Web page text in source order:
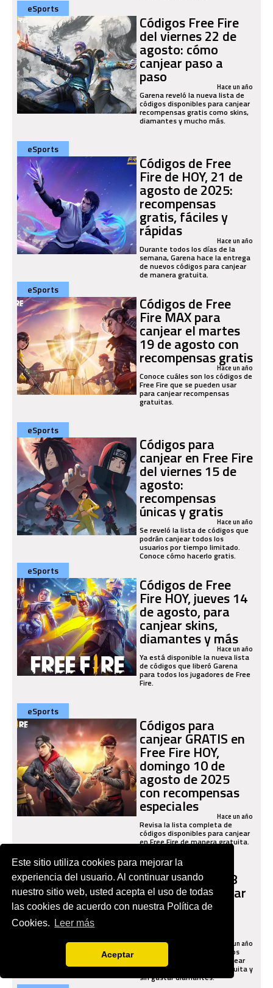
Este sitio utiliza cookies para mejorar la
experiencia del usuario. Al continuar usando
nuestro sitio web, usted acepta el uso de todas
las cookies de acuerdo con nuestra Política de
Cookies.
Leer más
Aceptar
eSports
Códigos Free Fire
del viernes 22 de
agosto: cómo
canjear paso a
paso Hace un año
Garena reveló la nueva lista de
códigos disponibles para canjear
recompensas gratis como skins,
diamantes y mucho más.
eSports
Códigos de Free
Fire de HOY, 21 de
agosto de 2025:
recompensas
gratis, fáciles y
rápidas Hace un año
Durante todos los días de la
semana, Garena hace la entrega
de nuevos códigos para canjear
de manera gratuita.
eSports
Códigos de Free
Fire MAX para
canjear el martes
19 de agosto con
recompensas gratis
Hace un año
Conoce cuáles son los códigos de
Free Fire que se pueden usar
para canjear recompensas
gratuitas.
eSports
Códigos para
canjear en Free Fire
del viernes 15 de
agosto:
recompensas
únicas y gratisHace un año
Se reveló la lista de códigos que
podrán canjear todos los
usuarios por tiempo limitado.
Conoce cómo hacerlo gratis.
eSports
Códigos de Free
Fire HOY, jueves 14
de agosto, para
canjear skins,
diamantes y más
Hace un año
Ya está disponible la nueva lista
de códigos que liberó Garena
para todos los jugadores de Free
Fire.
eSports
Códigos para
canjear GRATIS en
Free Fire HOY,
domingo 10 de
agosto de 2025
con recompensas
especiales Hace un año
Revisa la lista completa de
códigos disponibles para canjear
en Free Fire de manera gratuita.
Códigos de Free
Fire del viernes 8
de agosto: canjear
recompensas
Hace un año
Revisa cuáles son los códigos
que se habilitaron para canjear
en Free Fire de manera gratuita y
sin gastar diamantes.